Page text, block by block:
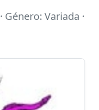
· Género: Variada ·